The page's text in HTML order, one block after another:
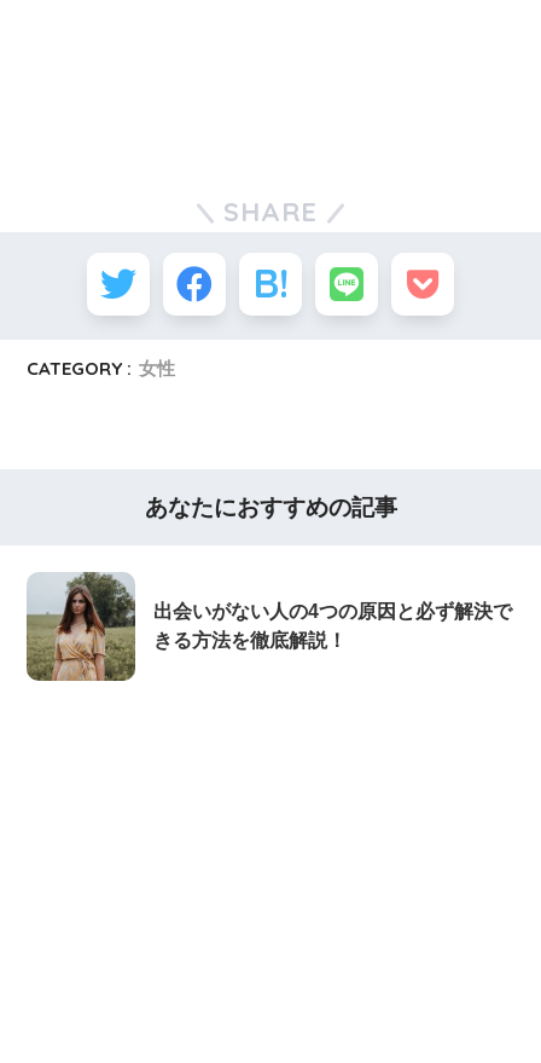
SHARE
CATEGORY : 女性
あなたにおすすめの記事
出会いがない人の4つの原因と必ず解決で
きる方法を徹底解説！